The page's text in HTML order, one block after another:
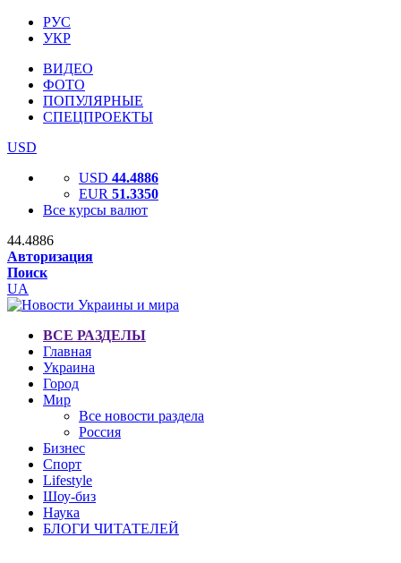
РУС
УКР
ВИДЕО
ФОТО
ПОПУЛЯРНЫЕ
СПЕЦПРОЕКТЫ
USD
USD 44.4886
EUR 51.3350
Все курсы валют
44.4886
Авторизация
Поиск
UA
ВСЕ РАЗДЕЛЫ
Главная
Украина
Город
Мир
Все новости раздела
Россия
Бизнес
Спорт
Lifestyle
Шоу-биз
Наука
БЛОГИ ЧИТАТЕЛЕЙ